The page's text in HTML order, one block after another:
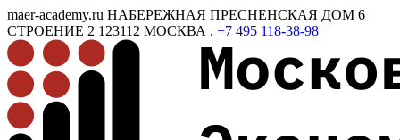
maer-academy.ru НАБЕРЕЖНАЯ ПРЕСНЕНСКАЯ ДОМ 6
СТРОЕНИЕ 2 123112 МОСКВА , +7 495 118-38-98